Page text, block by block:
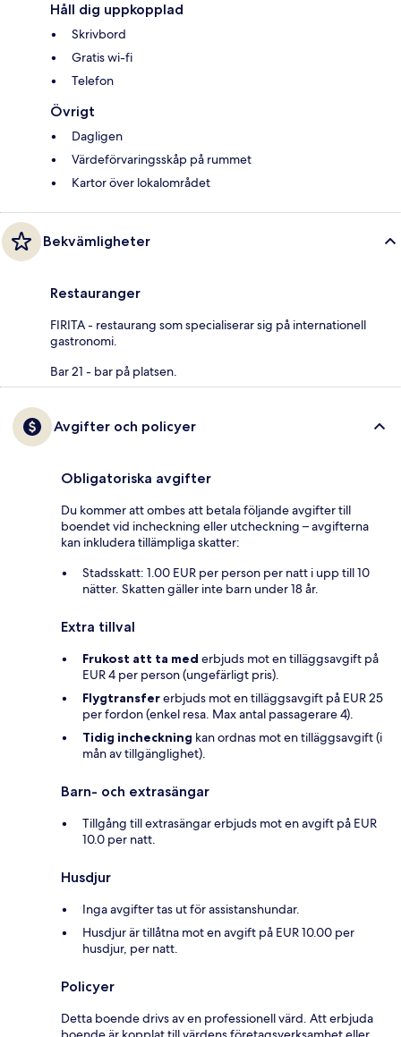
Håll dig uppkopplad
Skrivbord
Gratis wi-fi
Telefon
Övrigt
Dagligen
Värdeförvaringsskåp på rummet
Kartor över lokalområdet
Bekvämligheter
Restauranger
FIRITA - restaurang som specialiserar sig på internationell
gastronomi.
Bar 21 - bar på platsen.
Avgifter och policyer
Obligatoriska avgifter
Du kommer att ombes att betala följande avgifter till
boendet vid incheckning eller utcheckning – avgifterna
kan inkludera tillämpliga skatter:
Stadsskatt: 1.00 EUR per person per natt i upp till 10
nätter. Skatten gäller inte barn under 18 år.
Extra tillval
Frukost att ta med erbjuds mot en tilläggsavgift på
EUR 4 per person (ungefärligt pris).
Flygtransfererbjuds mot en tilläggsavgift på EUR 25
per fordon (enkel resa. Max antal passagerare 4).
Tidig incheckning kan ordnas mot en tilläggsavgift (i
mån av tillgänglighet).
Barn- och extrasängar
Tillgång till extrasängar erbjuds mot en avgift på EUR
10.0 per natt.
Husdjur
Inga avgifter tas ut för assistanshundar.
Husdjur är tillåtna mot en avgift på EUR 10.00 per
husdjur, per natt.
Policyer
Detta boende drivs av en professionell värd. Att erbjuda